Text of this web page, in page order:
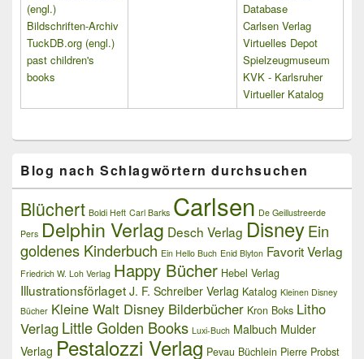
(engl.)
Bildschriften-Archiv
TuckDB.org (engl.)
past children's
books
Database
Carlsen Verlag
Virtuelles Depot
Spielzeugmuseum
KVK - Karlsruher
Virtueller Katalog
Blog nach Schlagwörtern durchsuchen
Blüchert Boldi Heft Carl Barks Carlsen De Geillustreerde
Pers Delphin Verlag Desch Verlag DisneyEin
goldenes Kinderbuch Ein Hello Buch Enid Blyton Favorit Verlag
Friedrich W. Loh Verlag Happy Bücher Hebel Verlag
Illustrationsförlaget J. F. Schreiber Verlag Katalog Kleinen Disney
Bücher Kleine Walt Disney Bilderbücher Kron Boks Litho
Verlag Little Golden Books Luxi-Buch Malbuch Mulder
Verlag Pestalozzi Verlag Pevau Büchlein Pierre Probst